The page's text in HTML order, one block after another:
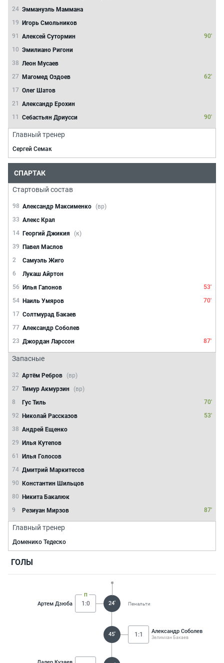
24 Эммануэль Маммана
19 Игорь Смольников
91
Алексей Сутормин
90'
10 Эмилиано Ригони
38 Леон Мусаев
27 Магомед Оздоев
62'
17 Олег Шатов
21
Александр Ерохин
11
Себастьян Дриусси 90'
Главный тренер
Сергей Семак
СПАРТАК
Стартовый состав
98 Александр Максименко (вр)
33 Алекс Крал
14 Георгий Джикия
(к)
39 Павел Маслов
2
Самуэль Жиго
6
Лукаш Айртон
56 Илья Гапонов
53'
54 Наиль Умяров
70'
17 Солтмурад Бакаев
77 Александр Соболев
23 Джордан Ларссон 87'
Запасные
32 Артём Ребров
(вр)
27 Тимур Акмурзин
(вр)
8
Гус Тиль
70'
92 Николай Рассказов
53'
38 Андрей Ещенко
29 Илья Кутепов
61
Илья Голосов
74 Дмитрий Маркитесов
90 Константин Шильцов
80 Никита Бакалюк
9
Резиуан Мирзов 87'
Главный тренер
Доменико Тедеско
ГОЛЫ
Артем Дзюба 1:0 24' Пенальти
45' 1:1 Александр Соболев
Зелимхан Бакаев